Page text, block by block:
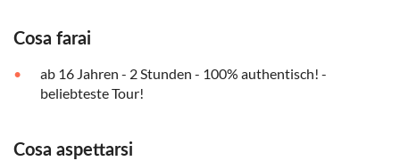
Cosa farai
ab 16 Jahren - 2 Stunden - 100% authentisch! -
beliebteste Tour!
Cosa aspettarsi